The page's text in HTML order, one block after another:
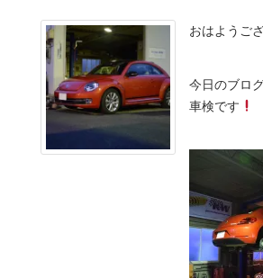
おはようご
今日のブロ
車検です